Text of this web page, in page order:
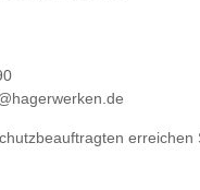
erreichen